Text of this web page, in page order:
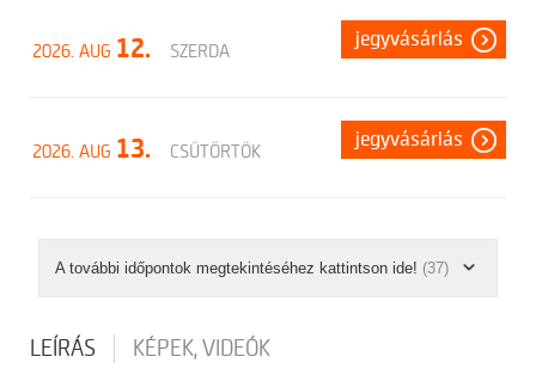
2026. AUG 12. SZERDA
jegyvásárlás
2026. AUG 13. CSÜTÖRTÖK
jegyvásárlás
A további időpontok megtekintéséhez kattintson ide! (37)
LEÍRÁS KÉPEK, VIDEÓK